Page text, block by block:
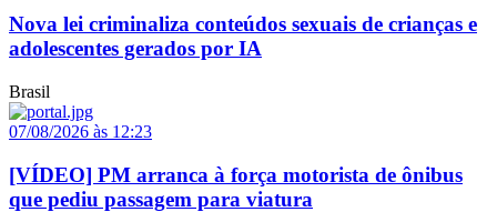
Nova lei criminaliza conteúdos sexuais de crianças e
adolescentes gerados por IA
Brasil
07/08/2026 às 12:23
[VÍDEO] PM arranca à força motorista de ônibus
que pediu passagem para viatura